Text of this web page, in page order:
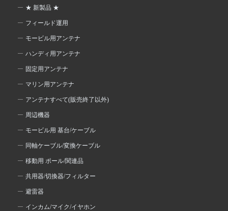
★ 新製品 ★
フィールド運用
モービル用アンテナ
ハンディ用アンテナ
固定用アンテナ
マリン用アンテナ
アンテナすべて(販売終了以外)
周辺機器
モービル用 基台/ケーブル
同軸ケーブル/変換ケーブル
移動用 ポール/関連品
共用器/切換器/フィルター
避雷器
インカム/マイク/イヤホン